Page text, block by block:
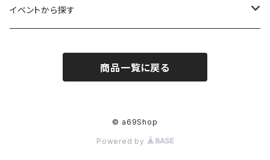
コンパクトサイズ
サイン付イラスト（フレーム付）
アートワークス
てぬぐい
サーカス- CIRCUS
ウマ- HORSES
kirie-deco
kuusou-kitte
イベントから探す
2021 きのうのすきま4
商品一覧に戻る
© a69Shop
Powered by